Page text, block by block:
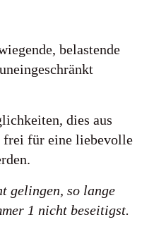
belastende
dies aus
frei für eine liebevolle
gelingen, so lange
1 nicht beseitigst.